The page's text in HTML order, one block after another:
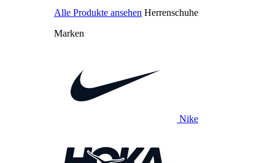
Alle Produkte ansehen Herrenschuhe
Marken
Nike